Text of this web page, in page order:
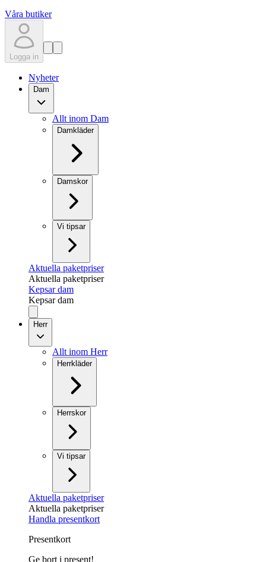
Våra butiker
Logga in
Nyheter
Dam
Allt inom Dam
Damkläder
Damskor
Vi tipsar
Aktuella paketpriser
Aktuella paketpriser
Kepsar dam
Kepsar dam
Herr
Allt inom Herr
Herrkläder
Herrskor
Vi tipsar
Aktuella paketpriser
Aktuella paketpriser
Handla presentkort
Presentkort
Ge bort i present!